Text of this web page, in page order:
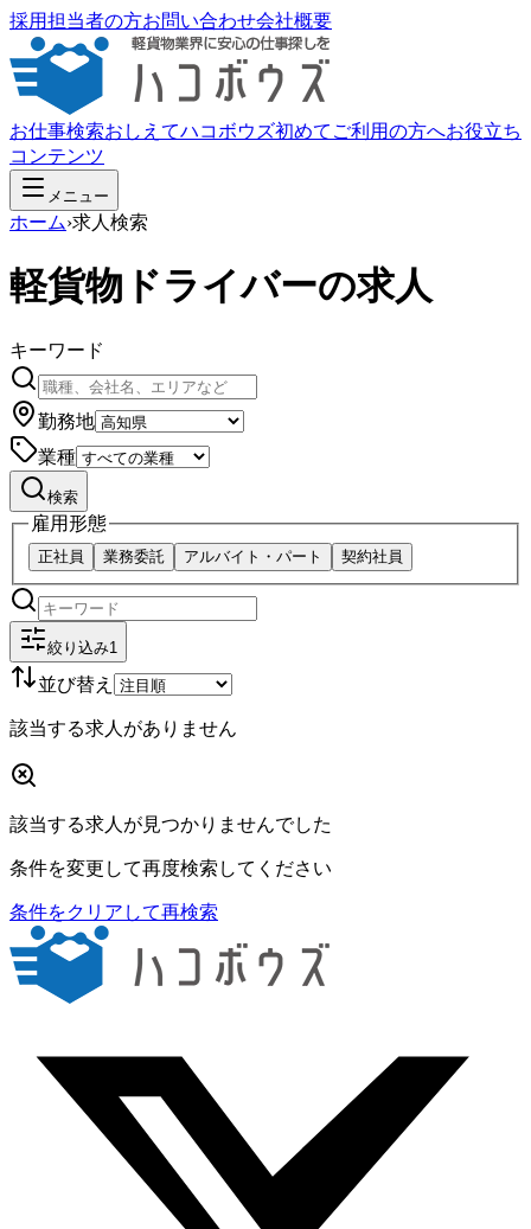
採用担当者の方お問い合わせ会社概要
お仕事検索おしえてハコボウズ初めてご利用の方へお役立ち
コンテンツ
メニュー
ホーム›求人検索
軽貨物ドライバーの求人
キーワード
勤務地
業種
検索
雇用形態
正社員 業務委託 アルバイト・パート 契約社員
絞り込み1
並び替え
該当する求人がありません
該当する求人が見つかりませんでした
条件を変更して再度検索してください
条件をクリアして再検索